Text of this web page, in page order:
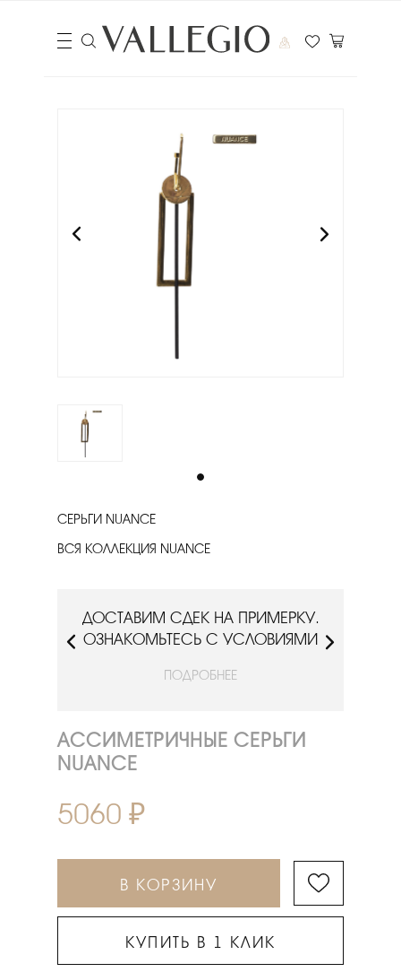
СЕРЬГИ NUANCE
ВСЯ КОЛЛЕКЦИЯ NUANCE
ДОСТАВИМ СДЕК НА ПРИМЕРКУ.
ОЗНАКОМЬТЕСЬ С УСЛОВИЯМИ
ПОДРОБНЕЕ
АССИМЕТРИЧНЫЕ СЕРЬГИ
NUANCE
5060 ₽
В КОРЗИНУ
КУПИТЬ В 1 КЛИК